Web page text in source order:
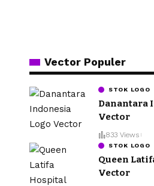
Vector Populer
STOK LOGO
Danantara
Vector
833 Views
STOK LOGO
Queen
Vector